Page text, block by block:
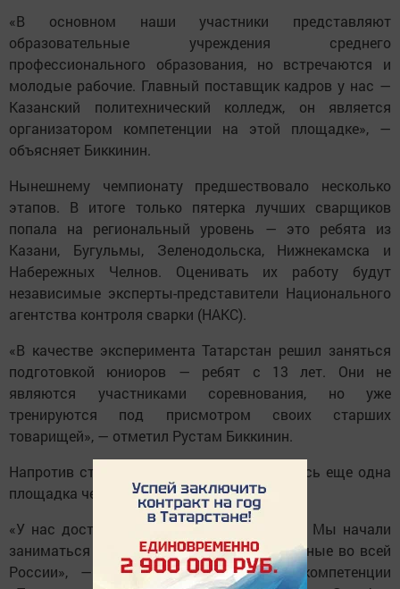
«В основном наши участники представляют
образовательные учреждения среднего
профессионального образования, но встречаются и
молодые рабочие. Главный поставщик кадров у нас —
Казанский политехнический колледж, он является
организатором компетенции на этой площадке», —
объясняет Биккинин.
Нынешнему чемпионату предшествовало несколько
этапов. В итоге только пятерка лучших сварщиков
попала на региональный уровень — это ребята из
Казани, Бугульмы, Зеленодольска, Нижнекамска и
Набережных Челнов. Оценивать их работу будут
независимые эксперты-представители Национального
агентства контроля сварки (НАКС).
«В качестве эксперимента Татарстан решил заняться
подготовкой юниоров — ребят с 13 лет. Они не
являются участниками соревнования, но уже
тренируются под присмотром своих старших
товарищей», — отметил Рустам Биккинин.
Напротив стенда сварщиков расположилась еще одна
площадка чемпионата.
«У нас достаточно молодая компетенция. Мы начали
заниматься ей в прошлом году, единственные во всей
России», — заявил главный эксперт компетенции